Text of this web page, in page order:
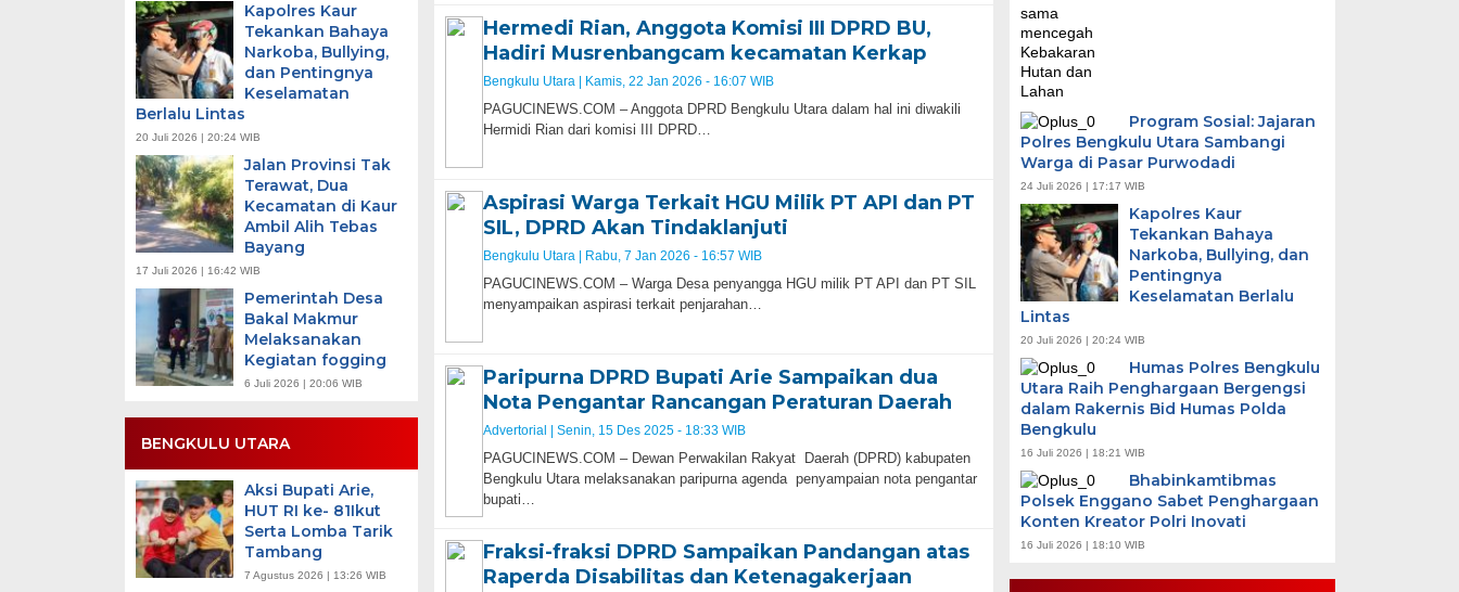
Kapolres Kaur
Tekankan Bahaya
Narkoba, Bullying,
dan Pentingnya
Keselamatan
Berlalu Lintas
20 Juli 2026 | 20:24 WIB
Jalan Provinsi Tak
Terawat, Dua
Kecamatan di Kaur
Ambil Alih Tebas
Bayang
17 Juli 2026 | 16:42 WIB
Pemerintah Desa
Bakal Makmur
Melaksanakan
Kegiatan fogging
6 Juli 2026 | 20:06 WIB
BENGKULU UTARA
Aksi Bupati Arie,
HUT RI ke- 81Ikut
Serta Lomba Tarik
Tambang
7 Agustus 2026 | 13:26 WIB
Hermedi Rian, Anggota Komisi III DPRD BU,
Hadiri Musrenbangcam kecamatan Kerkap
Bengkulu Utara | Kamis, 22 Jan 2026 - 16:07 WIB
PAGUCINEWS.COM – Anggota DPRD Bengkulu Utara dalam hal ini diwakili
Hermidi Rian dari komisi III DPRD…
Aspirasi Warga Terkait HGU Milik PT API dan PT
SIL, DPRD Akan Tindaklanjuti
Bengkulu Utara | Rabu, 7 Jan 2026 - 16:57 WIB
PAGUCINEWS.COM – Warga Desa penyangga HGU milik PT API dan PT SIL
menyampaikan aspirasi terkait penjarahan…
Paripurna DPRD Bupati Arie Sampaikan dua
Nota Pengantar Rancangan Peraturan Daerah
Advertorial | Senin, 15 Des 2025 - 18:33 WIB
PAGUCINEWS.COM – Dewan Perwakilan Rakyat Daerah (DPRD) kabupaten
Bengkulu Utara melaksanakan paripurna agenda penyampaian nota pengantar
bupati…
Fraksi-fraksi DPRD Sampaikan Pandangan atas
Raperda Disabilitas dan Ketenagakerjaan
Program Sosial: Jajaran
Polres Bengkulu Utara Sambangi
Warga di Pasar Purwodadi
24 Juli 2026 | 17:17 WIB
Kapolres Kaur
Tekankan Bahaya
Narkoba, Bullying, dan
Pentingnya
Keselamatan Berlalu
Lintas
20 Juli 2026 | 20:24 WIB
Humas Polres Bengkulu
Utara Raih Penghargaan Bergengsi
dalam Rakernis Bid Humas Polda
Bengkulu
16 Juli 2026 | 18:21 WIB
Bhabinkamtibmas
Polsek Enggano Sabet Penghargaan
Konten Kreator Polri Inovati
16 Juli 2026 | 18:10 WIB